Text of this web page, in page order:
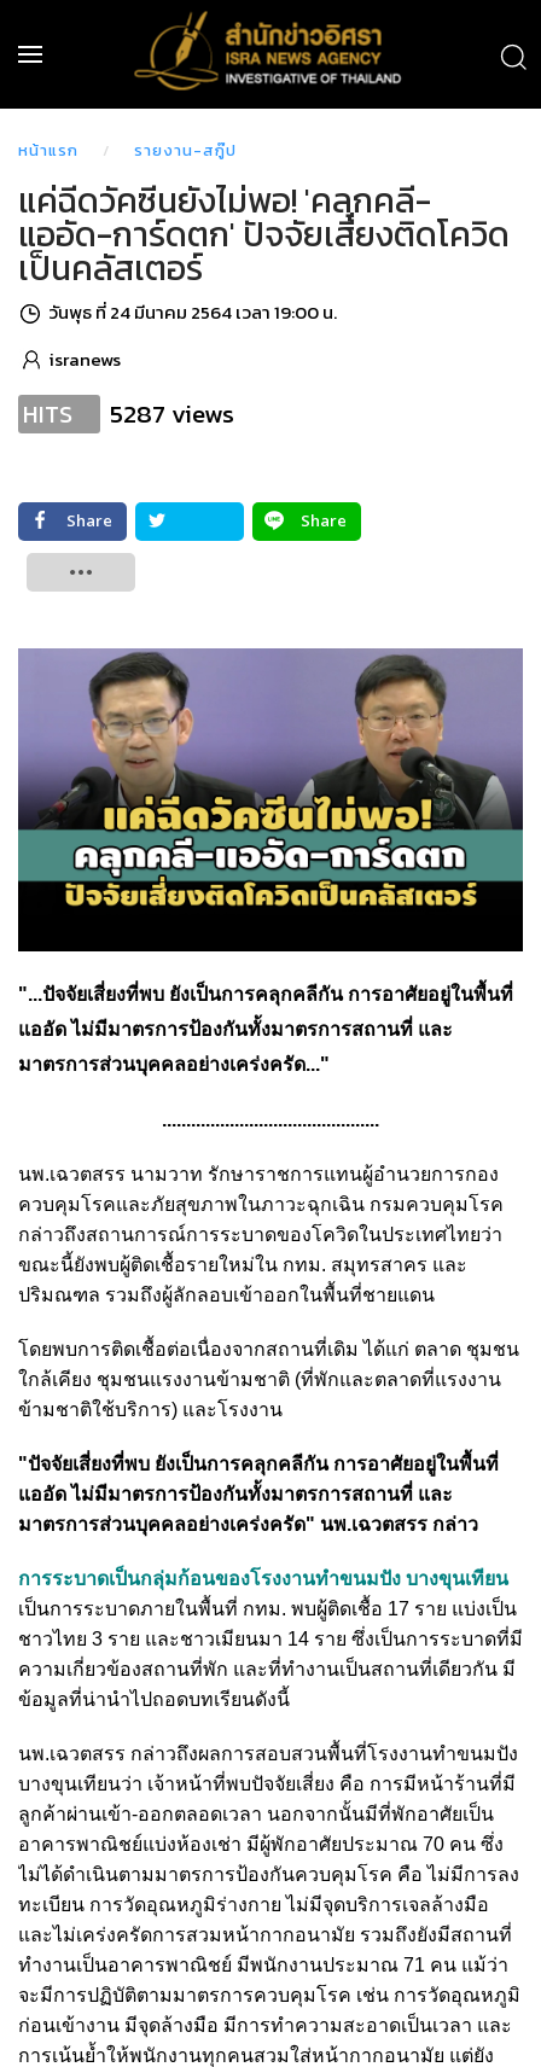
หน้าแรก รายงาน-สกู๊ป
แค่ฉีดวัคซีนยังไม่พอ! 'คลุกคลี-
แออัด-การ์ดตก' ปัจจัยเสี่ยงติดโควิด
เป็นคลัสเตอร์
วันพุธ ที่ 24 มีนาคม 2564 เวลา 19:00 น.
isranews
HITS 5287 views
Share
Share
"...ปัจจัยเสี่ยงที่พบ ยังเป็นการคลุกคลีกัน การอาศัยอยู่ในพื้นที่
แออัด ไม่มีมาตรการป้องกันทั้งมาตรการสถานที่ และ
มาตรการส่วนบุคคลอย่างเคร่งครัด..."
.............................................
นพ.เฉวตสรร นามวาท รักษาราชการแทนผู้อำนวยการกอง
ควบคุมโรคและภัยสุขภาพในภาวะฉุกเฉิน กรมควบคุมโรค
กล่าวถึงสถานการณ์การระบาดของโควิดในประเทศไทยว่า
ขณะนี้ยังพบผู้ติดเชื้อรายใหม่ใน กทม. สมุทรสาคร และ
ปริมณฑล รวมถึงผู้ลักลอบเข้าออกในพื้นที่ชายแดน
โดยพบการติดเชื้อต่อเนื่องจากสถานที่เดิม ได้แก่ ตลาด ชุมชน
ใกล้เคียง ชุมชนแรงงานข้ามชาติ (ที่พักและตลาดที่แรงงาน
ข้ามชาติใช้บริการ) และโรงงาน
"ปัจจัยเสี่ยงที่พบ ยังเป็นการคลุกคลีกัน การอาศัยอยู่ในพื้นที่
แออัด ไม่มีมาตรการป้องกันทั้งมาตรการสถานที่ และ
มาตรการส่วนบุคคลอย่างเคร่งครัด" นพ.เฉวตสรร กล่าว
การระบาดเป็นกลุ่มก้อนของโรงงานทำขนมปัง บางขุนเทียน
เป็นการระบาดภายในพื้นที่ กทม. พบผู้ติดเชื้อ 17 ราย แบ่งเป็น
ชาวไทย 3 ราย และชาวเมียนมา 14 ราย ซึ่งเป็นการระบาดที่มี
ความเกี่ยวข้องสถานที่พัก และที่ทำงานเป็นสถานที่เดียวกัน มี
ข้อมูลที่น่านำไปถอดบทเรียนดังนี้
นพ.เฉวตสรร กล่าวถึงผลการสอบสวนพื้นที่โรงงานทำขนมปัง
บางขุนเทียนว่า เจ้าหน้าที่พบปัจจัยเสี่ยง คือ การมีหน้าร้านที่มี
ลูกค้าผ่านเข้า-ออกตลอดเวลา นอกจากนั้นมีที่พักอาศัยเป็น
อาคารพาณิชย์แบ่งห้องเช่า มีผู้พักอาศัยประมาณ 70 คน ซึ่ง
ไม่ได้ดำเนินตามมาตรการป้องกันควบคุมโรค คือ ไม่มีการลง
ทะเบียน การวัดอุณหภูมิร่างกาย ไม่มีจุดบริการเจลล้างมือ
และไม่เคร่งครัดการสวมหน้ากากอนามัย รวมถึงยังมีสถานที่
ทำงานเป็นอาคารพาณิชย์ มีพนักงานประมาณ 71 คน แม้ว่า
จะมีการปฏิบัติตามมาตรการควบคุมโรค เช่น การวัดอุณหภูมิ
ก่อนเข้างาน มีจุดล้างมือ มีการทำความสะอาดเป็นเวลา และ
การเน้นย้ำให้พนักงานทุกคนสวมใส่หน้ากากอนามัย แต่ยัง